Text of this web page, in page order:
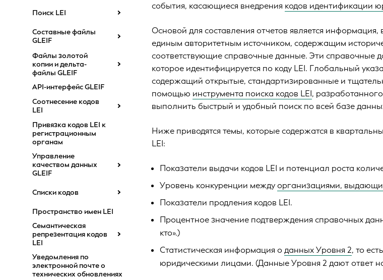
Поиск LEI
Составные файлы
GLEIF
Файлы золотой
копии и дельта-
файлы GLEIF
API-интерфейс GLEIF
Соотнесение кодов
LEI
Привязка кодов LEI к
регистрационным
органам
Управление
качеством данных
GLEIF
Списки кодов
Пространство имен LEI
Семантическая
репрезентация кодов
LEI
Уведомления по
электронной почте о
технических обновлениях
события, касающиеся внедрения кодов идентификации
Основой для составления отчетов является информация,
единым авторитетным источником, содержащим
соответствующие справочные данные. Эти
которое идентифицируется по коду LEI. Глобальный
содержащий открытые, стандартизированные и
помощью инструмента поиска кодов LEI,
выполнить быстрый и удобный поиск по всей базе
Ниже приводятся темы, которые содержатся в
LEI:
Показатели выдачи кодов LEI и потенциал роста
Уровень конкуренции междуорганизациями,
Показатели продления кодов LEI.
Процентное значение подтверждения справочных
кто».)
Статистическая информация оданных Уровня 2, то
юридическими лицами. (Данные Уровня 2 дают ответ